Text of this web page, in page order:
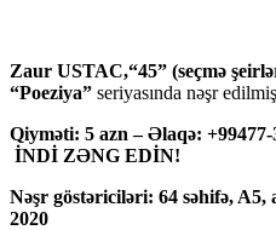
Zaur USTAC,“45” (seçmə
“Poeziya” seriyasında nəşr
Qiyməti: 5 azn – Əlaqə: +99477-
İNDİ ZƏNG EDİN!
Nəşr göstəriciləri: 64 səhifə,
2020